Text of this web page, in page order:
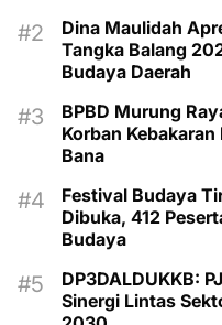
Dina Maulidah
Tangka Balang
Budaya Daerah
BPBD Murung
Korban
Bana
Festival Budaya
Dibuka, 412
Budaya
DP3DALDUKKB:
Sinergi Lintas